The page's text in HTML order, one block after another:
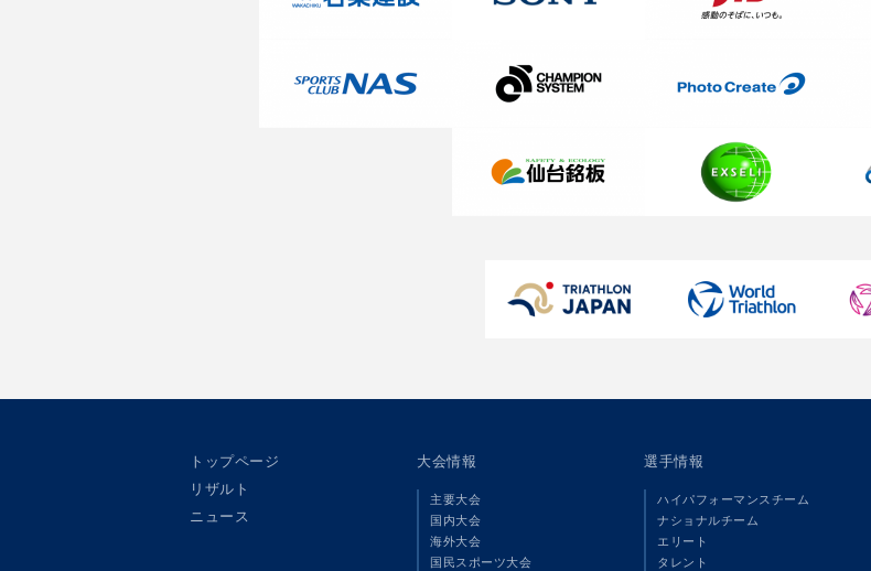
トップページ
リザルト
ニュース
大会情報
主要大会
国内大会
海外大会
国民スポーツ大会
選手情報
ハイパフォーマンスチーム
ナショナルチーム
エリート
タレント